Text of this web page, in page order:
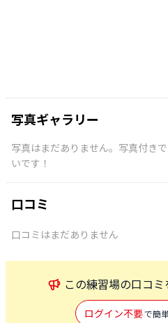
写真ギャラリー
写真はまだありません。写真付き
いです！
口コミ
口コミはまだありません
この練習場の口コミ
ログイン不要で簡